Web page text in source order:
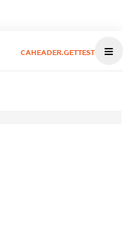
CAHEADER.GETTEST